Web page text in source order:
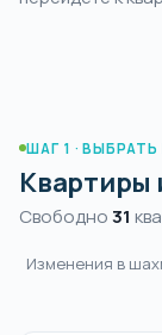
ШАГ 1 ·
Квартиры
Свободно31
Изменения в